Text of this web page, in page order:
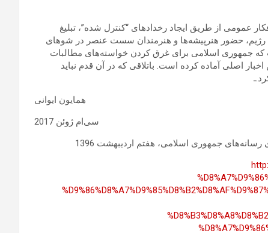
عمومی از طریق ایجاد رخدادهای “کنترل شده”، تبلیغ
حضور هنرپیشه‌ها و هنرمندان سست عنصر در شوهای
جمهوری اسلامی برای غرق کردن خواسته‌های مطالبات
اصلی آماده کرده است. باتلاقی که در آن قدم نباید
همایون ایوانی
سی‌ام ژوئن 2017
جمهوری اسلامی، هفتم اردیبهشت 1396